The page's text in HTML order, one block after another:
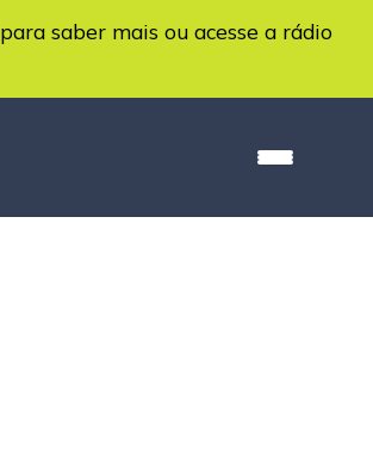
para saber mais ou acesse a rádio